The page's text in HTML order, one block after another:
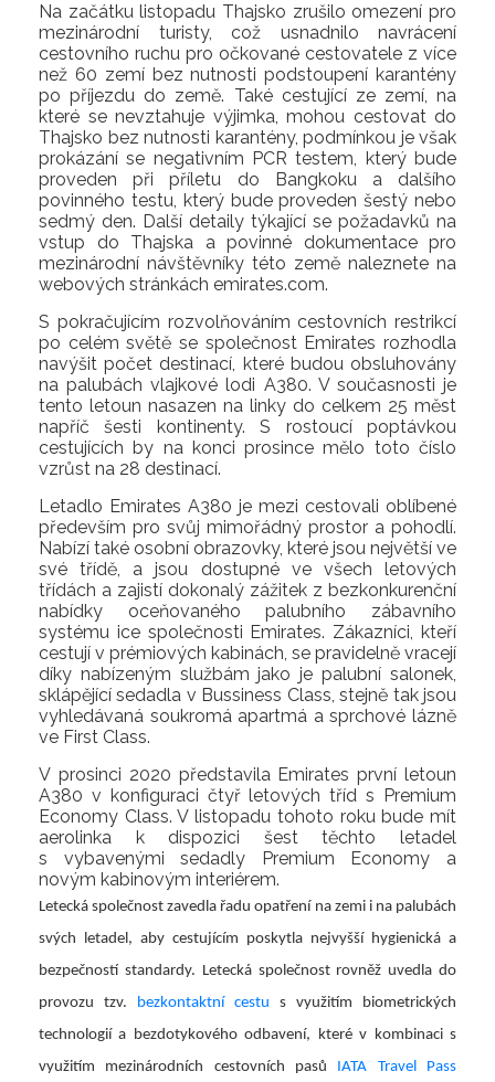
Na začátku listopadu Thajsko zrušilo omezení pro
mezinárodní turisty, což usnadnilo navrácení
cestovního ruchu pro očkované cestovatele z více
než 60 zemí bez nutnosti podstoupení karantény
po příjezdu do země. Také cestující ze zemí, na
které se nevztahuje výjimka, mohou cestovat do
Thajsko bez nutnosti karantény, podmínkou je však
prokázání se negativním PCR testem, který bude
proveden při příletu do Bangkoku a dalšího
povinného testu, který bude proveden šestý nebo
sedmý den. Další detaily týkající se požadavků na
vstup do Thajska a povinné dokumentace pro
mezinárodní návštěvníky této země naleznete na
webových stránkách emirates.com.
S pokračujícím rozvolňováním cestovních restrikcí
po celém světě se společnost Emirates rozhodla
navýšit počet destinací, které budou obsluhovány
na palubách vlajkové lodi A380. V současnosti je
tento letoun nasazen na linky do celkem 25 měst
napříč šesti kontinenty. S rostoucí poptávkou
cestujících by na konci prosince mělo toto číslo
vzrůst na 28 destinací.
Letadlo Emirates A380 je mezi cestovali oblíbené
především pro svůj mimořádný prostor a pohodlí.
Nabízí také osobní obrazovky, které jsou největší ve
své třídě, a jsou dostupné ve všech letových
třídách a zajistí dokonalý zážitek z bezkonkurenční
nabídky oceňovaného palubního zábavního
systému ice společnosti Emirates. Zákazníci, kteří
cestují v prémiových kabinách, se pravidelně vracejí
díky nabízeným službám jako je palubní salonek,
sklápějící sedadla v Bussiness Class, stejně tak jsou
vyhledávaná soukromá apartmá a sprchové lázně
ve First Class.
V prosinci 2020 představila Emirates první letoun
A380 v konfiguraci čtyř letových tříd s Premium
Economy Class. V listopadu tohoto roku bude mít
aerolinka k dispozici šest těchto letadel
s vybavenými sedadly Premium Economy a
novým kabinovým interiérem.
Letecká společnost zavedla řadu opatření na zemi i na palubách
svých letadel, aby cestujícím poskytla nejvyšší hygienická a
bezpečností standardy. Letecká společnost rovněž uvedla do
provozu tzv. bezkontaktní cestu s využitím biometrických
technologií a bezdotykového odbavení, které v kombinaci s
využitím mezinárodních cestovních pasů IATA Travel Pass